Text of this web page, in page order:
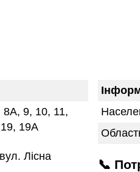
9, 10, 11,
19А
Лісна
📞 Потрібна додаткова інформація або